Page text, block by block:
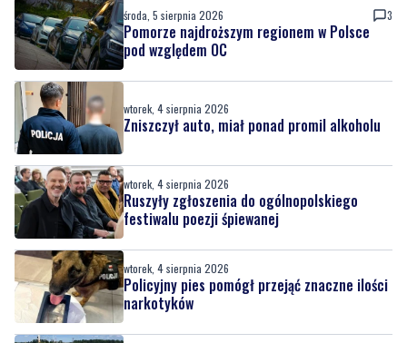
środa, 5 sierpnia 2026 3
Pomorze najdroższym regionem w Polsce
pod względem OC
wtorek, 4 sierpnia 2026
Zniszczył auto, miał ponad promil alkoholu
wtorek, 4 sierpnia 2026
Ruszyły zgłoszenia do ogólnopolskiego
festiwalu poezji śpiewanej
wtorek, 4 sierpnia 2026
Policyjny pies pomógł przejąć znaczne ilości
narkotyków